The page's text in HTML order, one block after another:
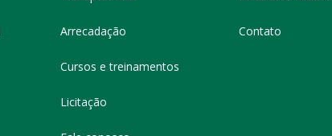
Arrecadação
Cursos e treinamentos
Licitação
Contato